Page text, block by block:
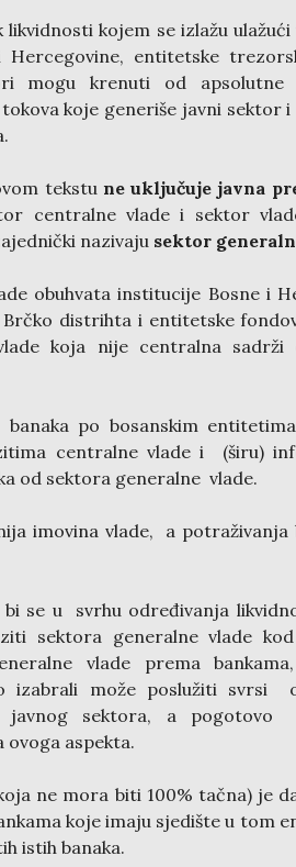
kojem se izlažu
entitetske
mogu krenuti od
koje generiše javni sektor
tekstu ne uključuje javna
centralne vlade i sektor
nazivaju sektor
obuhvata institucije Bosne i
distrihta i entitetske
koja nije centralna sadrži
banaka po bosanskim
centralne vlade i (širu)
od sektora generalne vlade.
imovina vlade, a potraživanja
se u svrhu određivanja
sektora generalne vlade
vlade prema
izabrali može poslužiti svrsi
javnog sektora, a pogotovo
aspekta.
ne mora biti 100% tačna) je
koje imaju sjedište u tom
istih banaka.